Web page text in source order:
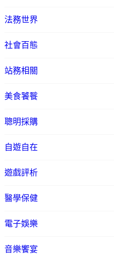
法務世界
社會百態
站務相關
美食饕餮
聰明採購
自遊自在
遊戲評析
醫學保健
電子娛樂
音樂饗宴